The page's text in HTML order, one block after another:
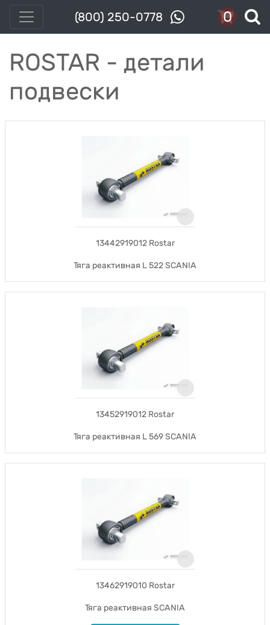
(800) 250-0778 0
ROSTAR - детали
подвески
13442919012 Rostar
Тяга реактивная L 522 SCANIA
13452919012 Rostar
Тяга реактивная L 569 SCANIA
13462919010 Rostar
Тяга реактивная SCANIA